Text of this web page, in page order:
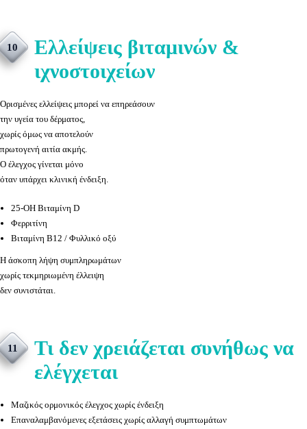
10
Ελλείψεις βιταμινών &
ιχνοστοιχείων
Ορισμένες ελλείψεις μπορεί να επηρεάσουν
την υγεία του δέρματος,
χωρίς όμως να αποτελούν
πρωτογενή αιτία ακμής.
Ο έλεγχος γίνεται μόνο
όταν υπάρχει κλινική ένδειξη.
25-OH Βιταμίνη D
Φερριτίνη
Βιταμίνη B12 / Φυλλικό οξύ
Η άσκοπη λήψη συμπληρωμάτων
χωρίς τεκμηριωμένη έλλειψη
δεν συνιστάται.
11
Τι δεν χρειάζεται συνήθως να
ελέγχεται
Μαζικός ορμονικός έλεγχος χωρίς ένδειξη
Επαναλαμβανόμενες εξετάσεις χωρίς αλλαγή συμπτωμάτων